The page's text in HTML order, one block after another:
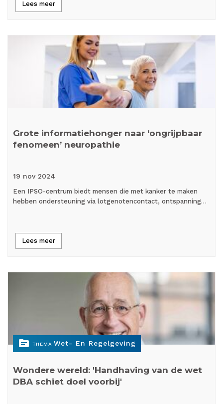
Lees meer
Grote informatiehonger naar ‘ongrijpbaar
fenomeen’ neuropathie
19 nov 2024
Een IPSO-centrum biedt mensen die met kanker te maken
hebben ondersteuning via lotgenotencontact, ontspanning…
Lees meer
topic THEMA Wet- En Regelgeving
Wondere wereld: 'Handhaving van de wet
DBA schiet doel voorbij'